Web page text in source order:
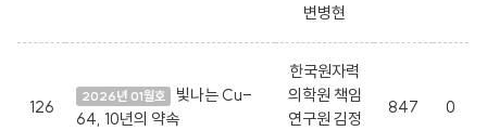
변병현
126
2026년 01월호
빛나는 Cu-
64, 10년의 약속
한국원자력
의학원 책임
연구원 김정
847 0